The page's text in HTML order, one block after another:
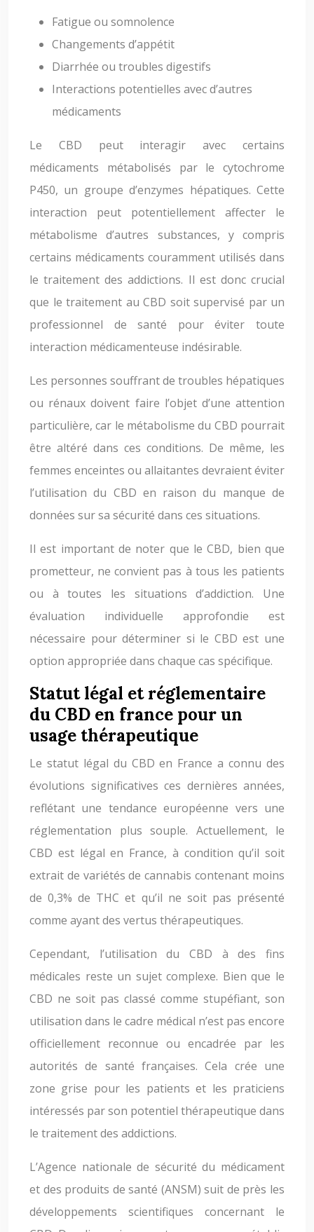
Fatigue ou somnolence
Changements d’appétit
Diarrhée ou troubles digestifs
Interactions potentielles avec d’autres
médicaments
Le CBD peut interagir avec certains
médicaments métabolisés par le cytochrome
P450, un groupe d’enzymes hépatiques. Cette
interaction peut potentiellement affecter le
métabolisme d’autres substances, y compris
certains médicaments couramment utilisés dans
le traitement des addictions. Il est donc crucial
que le traitement au CBD soit supervisé par un
professionnel de santé pour éviter toute
interaction médicamenteuse indésirable.
Les personnes souffrant de troubles hépatiques
ou rénaux doivent faire l’objet d’une attention
particulière, car le métabolisme du CBD pourrait
être altéré dans ces conditions. De même, les
femmes enceintes ou allaitantes devraient éviter
l’utilisation du CBD en raison du manque de
données sur sa sécurité dans ces situations.
Il est important de noter que le CBD, bien que
prometteur, ne convient pas à tous les patients
ou à toutes les situations d’addiction. Une
évaluation individuelle approfondie est
nécessaire pour déterminer si le CBD est une
option appropriée dans chaque cas spécifique.
Statut légal et réglementaire
du CBD en france pour un
usage thérapeutique
Le statut légal du CBD en France a connu des
évolutions significatives ces dernières années,
reflétant une tendance européenne vers une
réglementation plus souple. Actuellement, le
CBD est légal en France, à condition qu’il soit
extrait de variétés de cannabis contenant moins
de 0,3% de THC et qu’il ne soit pas présenté
comme ayant des vertus thérapeutiques.
Cependant, l’utilisation du CBD à des fins
médicales reste un sujet complexe. Bien que le
CBD ne soit pas classé comme stupéfiant, son
utilisation dans le cadre médical n’est pas encore
officiellement reconnue ou encadrée par les
autorités de santé françaises. Cela crée une
zone grise pour les patients et les praticiens
intéressés par son potentiel thérapeutique dans
le traitement des addictions.
L’Agence nationale de sécurité du médicament
et des produits de santé (ANSM) suit de près les
développements scientifiques concernant le